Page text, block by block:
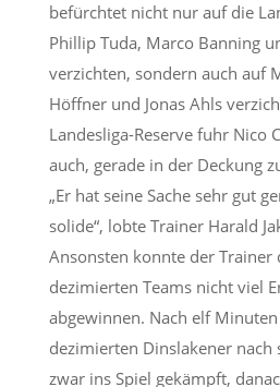
befürchtet nicht nur auf die
Phillip Tuda, Marco Banning
verzichten, sondern auch auf
Höffner und Jonas Ahls
Landesliga-Reserve fuhr Nico
auch, gerade in der Deckung
„Er hat seine Sache sehr gut
solide“, lobte Trainer Harald
Ansonsten konnte der
dezimierten Teams nicht viel
abgewinnen. Nach elf
dezimierten Dinslakener nach
zwar ins Spiel gekämpft,